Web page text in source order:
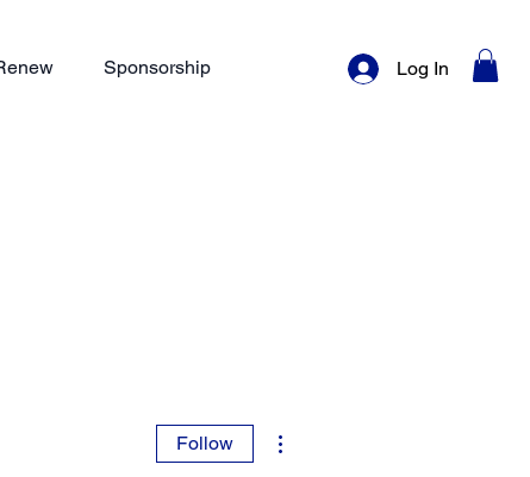
Sponsorship Log In
Follow